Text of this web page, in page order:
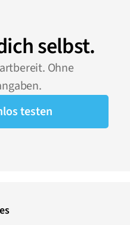
selbst.
Ohne
testen